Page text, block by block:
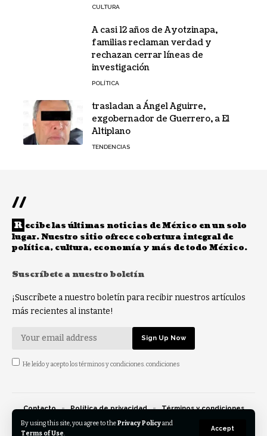
By using this site, you agree to thePrivacy Policyand
Terms of Use.
Accept
CULTURA
A casi 12 años de Ayotzinapa,
familias reclaman verdad y
rechazan cerrar líneas de
investigación
POLÍTICA
trasladan a Ángel Aguirre,
exgobernador de Guerrero, a El
Altiplano
TENDENCIAS
//
R ecibe las últimas noticias de México en un solo
lugar. Nuestro sitio ofrece cobertura integral de
política, cultura, economía y más de todo México.
Suscríbete a nuestro boletín
¡Suscríbete a nuestro boletín para recibir nuestros artículos
más recientes al instante!
He leído y acepto los términos y condiciones. condiciones
Contacto Política de privacidad
Términos y condiciones
Opt-out preferences